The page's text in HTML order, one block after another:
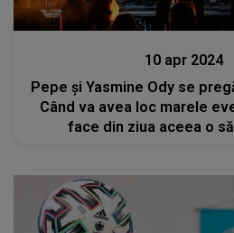
Stiri mondene
10 apr 2024
Pepe și Yasmine Ody se
Când va avea loc marele
face din ziua aceea o